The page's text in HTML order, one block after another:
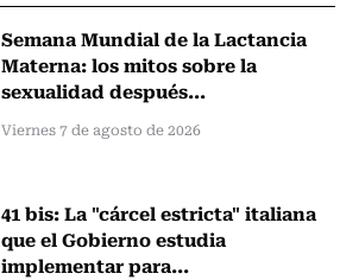
Semana Mundial de la Lactancia
Materna: los mitos sobre la
sexualidad después...
Viernes 7 de agosto de 2026
41 bis: La "cárcel estricta" italiana
que el Gobierno estudia
implementar para...